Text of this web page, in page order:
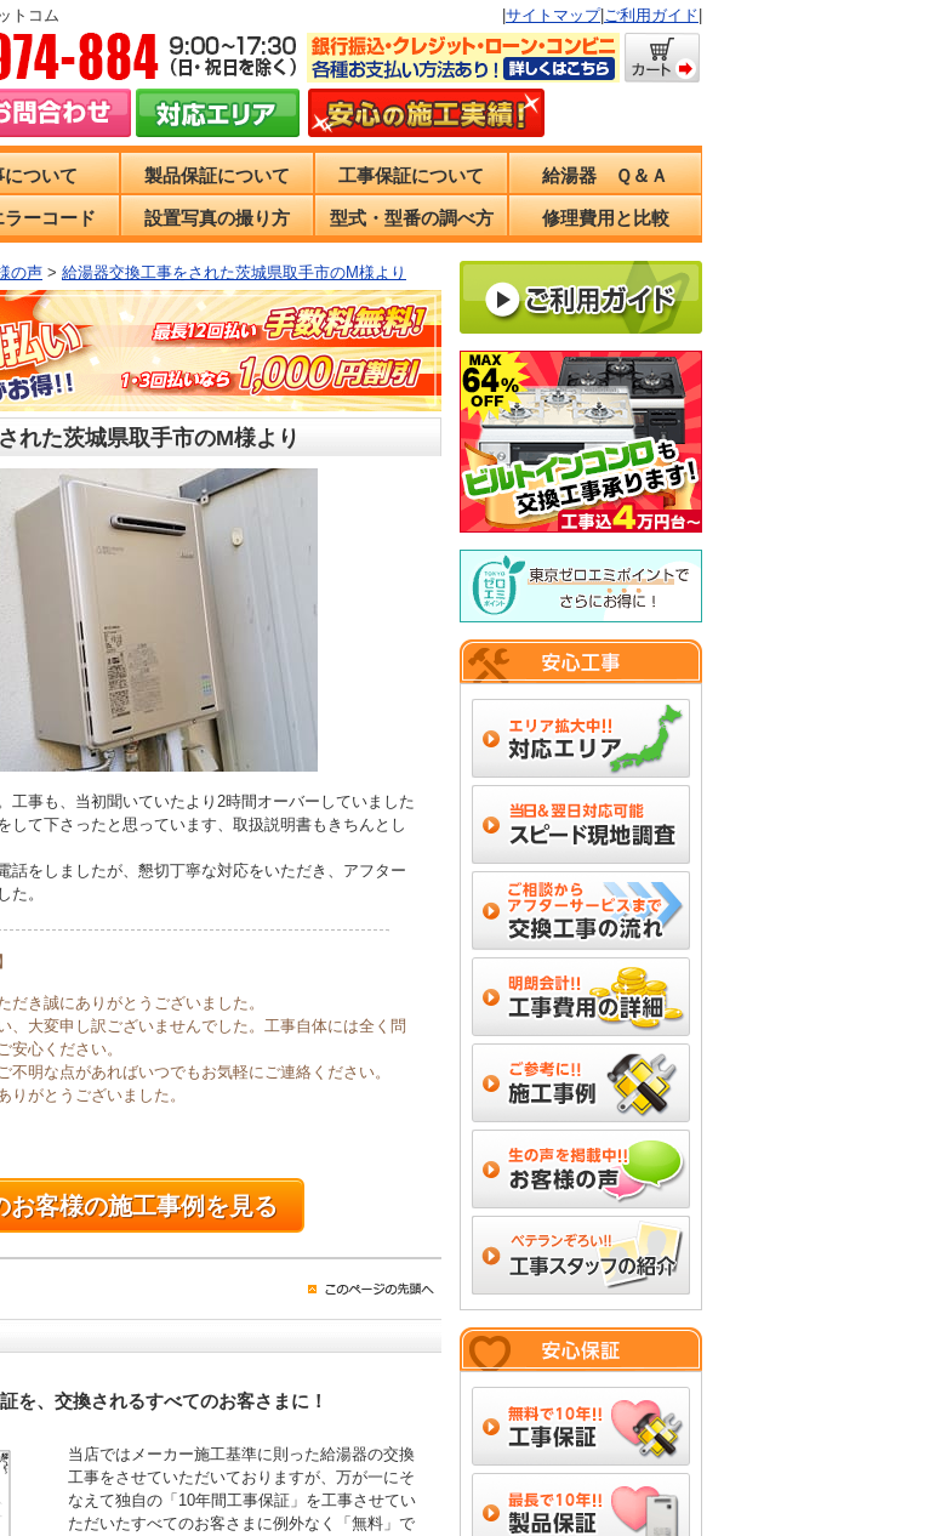
トコム サイトマップ| ご利用ガイド
について 製品保証について 工事保証について 給湯器 Ｑ＆Ａ
ラーコード 設置写真の撮り方 型式・型番の調べ方 修理費用と比較
の声 > 給湯器交換工事をされた茨城県取手市のM様より
れた茨城県取手市のM様より
工事も、当初聞いていたより2時間オーバーしていました
して下さったと思っています、取扱説明書もきちんとし
話をしましたが、懇切丁寧な対応をいただき、アフター
た。
だき誠にありがとうございました。
、大変申し訳ございませんでした。工事自体には全く問
安心ください。
不明な点があればいつでもお気軽にご連絡ください。
りがとうございました。
お客様の施工事例を見る
を、交換されるすべてのお客さまに！
当店ではメーカー施工基準に則った給湯器の交換
工事をさせていただいておりますが、万が一にそ
なえて独自の「10年間工事保証」を工事させてい
ただいたすべてのお客さまに例外なく「無料」で